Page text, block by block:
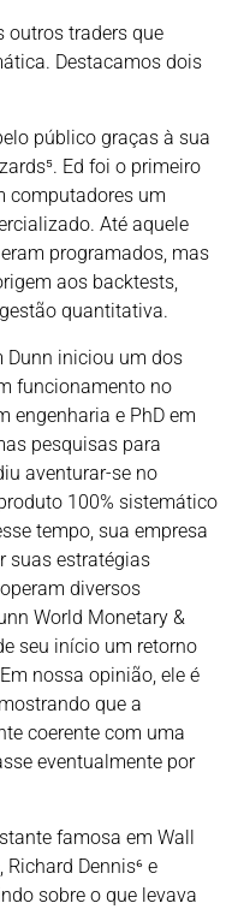
outros traders que
Destacamos dois
público graças à sua
Ed foi o primeiro
computadores um
Até aquele
programados, mas
aos backtests,
quantitativa.
Dunn iniciou um dos
funcionamento no
engenharia e PhD em
pesquisas para
aventurar-se no
100% sistemático
tempo, sua empresa
suas estratégias
diversos
World Monetary &
seu início um retorno
nossa opinião, ele é
que a
coerente com uma
eventualmente por
famosa em Wall
Dennis⁶ e
sobre o que levava